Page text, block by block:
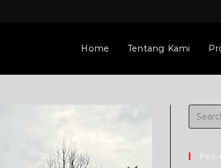
Home Tentang Kami